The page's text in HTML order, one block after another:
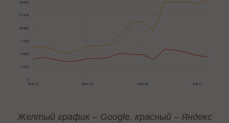
Желтый график – Google, красный – Яндекс